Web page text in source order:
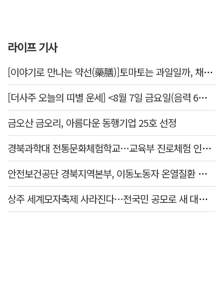
라이프 기사
[이야기로 만나는 약선(藥膳)]토마토는 과일일까, 채소일까
[더사주 오늘의 띠별 운세] <8월 7일 금요일(음력 6월25일)>
금오산 금오리, 아름다운 동행기업 25호 선정
경북과학대 전통문화체험학교…교육부 진로체험 인증기관 선정
안전보건공단 경북지역본부, 이동노동자 온열질환 예방 캠페인
상주 세계모자축제 사라진다…전국민 공모로 새 대표축제 발굴 나서